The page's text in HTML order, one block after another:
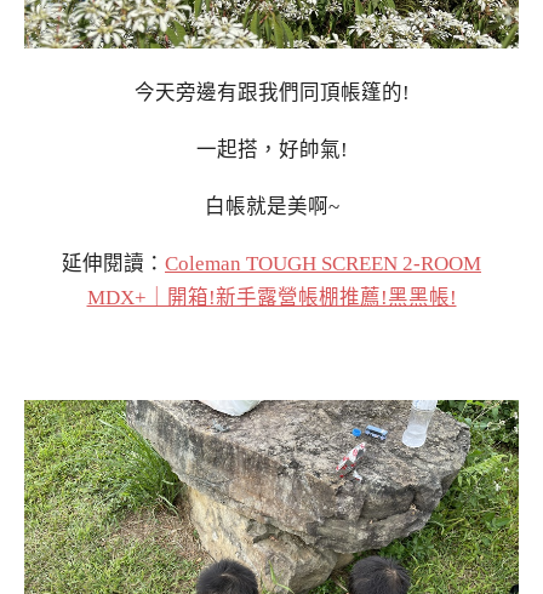
今天旁邊有跟我們同頂帳篷的!
一起搭，好帥氣!
白帳就是美啊~
延伸閱讀： Coleman TOUGH SCREEN 2-ROOM
MDX+｜開箱!新手露營帳棚推薦!黑黑帳!